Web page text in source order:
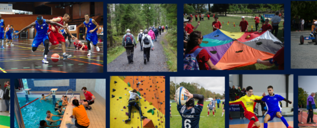
Adapté 49